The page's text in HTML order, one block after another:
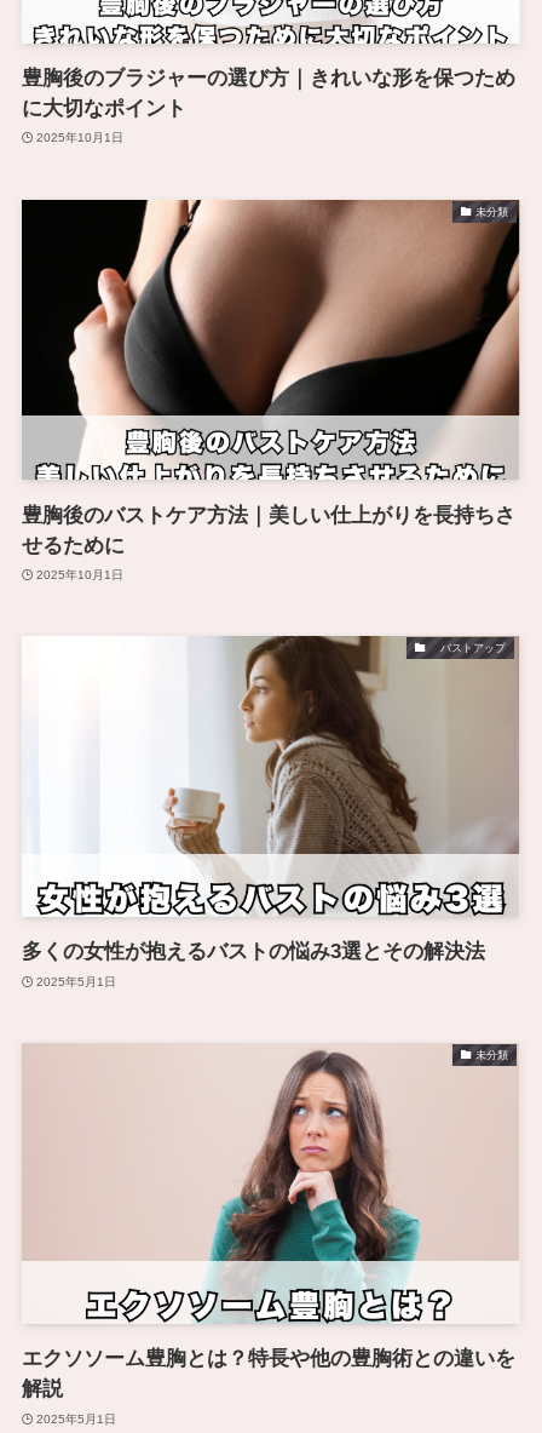
豊胸後のブラジャーの選び方｜きれいな形を保つため
に大切なポイント
2025年10月1日
未分類
豊胸後のバストケア方法｜美しい仕上がりを長持ちさ
せるために
2025年10月1日
バストアップ
多くの女性が抱えるバストの悩み3選とその解決法
2025年5月1日
未分類
エクソソーム豊胸とは？特長や他の豊胸術との違いを
解説
2025年5月1日